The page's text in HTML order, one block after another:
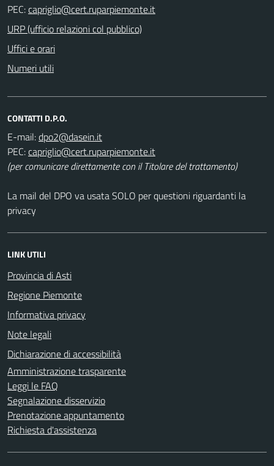
PEC:
URP (ufficio relazioni col pubblico)
Uffici e orari
Numeri utili
CONTATTI D.P.O.
E-mail:
PEC:
(per comunicare direttamente con il Titolare del trattamento)
La mail del DPO va usata SOLO per questioni riguardanti la
privacy
LINK UTILI
Provincia di Asti
Regione Piemonte
Informativa privacy
Note legali
Dichiarazione di accessibilità
Amministrazione trasparente
Leggi le FAQ
Segnalazione disservizio
Prenotazione appuntamento
Richiesta d'assistenza